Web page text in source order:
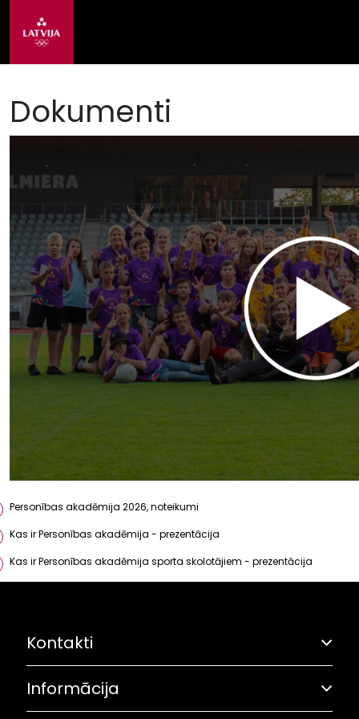
Dokumenti
Personības akadēmija 2026, noteikumi
Kas ir Personības akadēmija - prezentācija
Kas ir Personības akadēmija sporta skolotājiem - prezentācija
Kontakti
Adrese: Grostonas iela 6B, Rīga
Informācija